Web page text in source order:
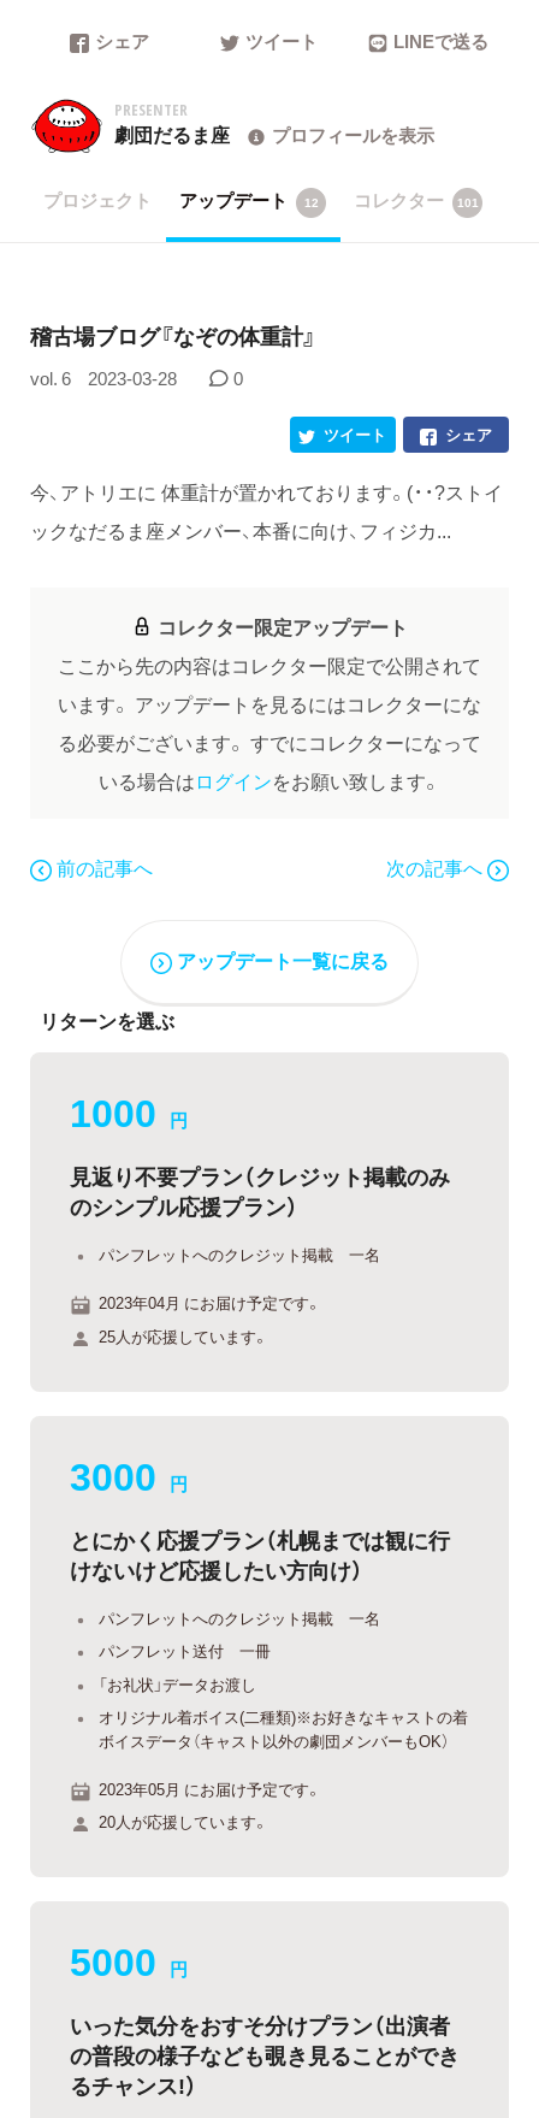
シェア ツイート LINEで送る
PRESENTER
劇団だるま座 プロフィールを表示
プロジェクト アップデート 12 コレクター 101
稽古場ブログ『なぞの体重計』
vol. 6 2023-03-28 0
シェア
ツイート
今、アトリエに 体重計が置かれております。(・・?ストイ
ックなだるま座メンバー、本番に向け、フィジカ...
コレクター限定アップデート
ここから先の内容はコレクター限定で公開されて
います。 アップデートを見るにはコレクターにな
る必要がございます。 すでにコレクターになって
いる場合はログインをお願い致します。
前の記事へ 次の記事へ
アップデート一覧に戻る
リターンを選ぶ
1000 円
見返り不要プラン（クレジット掲載のみ
のシンプル応援プラン）
パンフレットへのクレジット掲載 一名
2023年04月 にお届け予定です。
25人が応援しています。
3000 円
とにかく応援プラン（札幌までは観に行
けないけど応援したい方向け）
パンフレットへのクレジット掲載 一名
パンフレット送付 一冊
「お礼状」データお渡し
オリジナル着ボイス(二種類)※お好きなキャストの着
ボイスデータ（キャスト以外の劇団メンバーもOK）
2023年05月 にお届け予定です。
20人が応援しています。
5000 円
いった気分をおすそ分けプラン（出演者
の普段の様子なども覗き見ることができ
るチャンス!）